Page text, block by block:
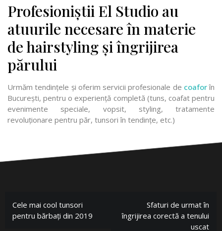
Profesioniștii El Studio au
atuurile necesare în materie
de hairstyling și îngrijirea
părului
Urmăm tendințele și oferim servicii profesionale de coaforîn
București, pentru o experiență completă (tuns, coafat pentru
evenimente speciale, vopsit, styling, tratamente
revoluționare pentru păr, tunsori în tendințe, etc.)
Cele mai cool tunsori
pentru bărbați din 2019
Sfaturi de urmat în
îngrijirea corectă a tenului
uscat